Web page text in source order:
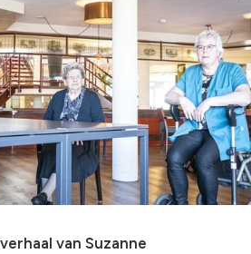
van Suzanne